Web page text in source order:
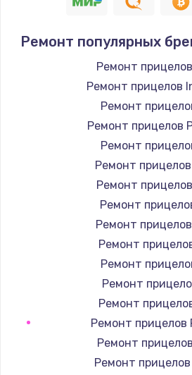
1400 руб.
Заказать
Замена / ремонт
управления
600 руб.
Замена
1100 руб.
Заказать
Замена платы
900 руб.
Заказать
Замена регулятора
900 руб.
Ремонт популярных
Ремонт
Ремонт прицелов
Ремонт
Ремонт прицелов
Ремонт
Ремонт
Ремонт
Ремонт
Ремонт
Ремонт
Ремонт
Ремонт
Ремонт
Ремонт прицелов
Ремонт
Ремонт